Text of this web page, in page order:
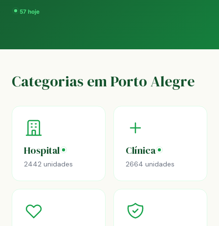
Categorias em Porto Alegre
Hospital
2442 unidades
Clínica
2664 unidades